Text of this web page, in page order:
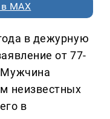
MAX
в дежурную
от 77-
Мужчина
неизвестных
в